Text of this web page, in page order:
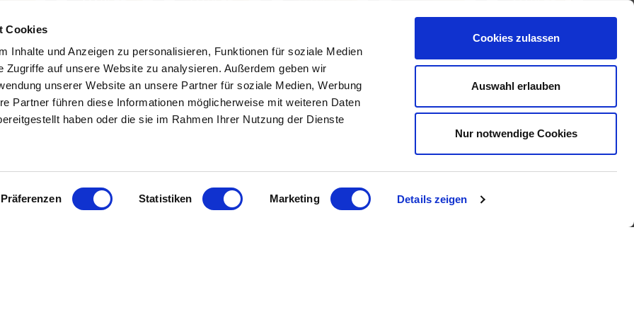
Cookies
Inhalte und Anzeigen zu personalisieren, Funktionen für soziale Medien
Zugriffe auf unsere Website zu analysieren. Außerdem geben wir
unserer Website an unsere Partner für soziale Medien, Werbung
Partner führen diese Informationen möglicherweise mit weiteren Daten
haben oder die sie im Rahmen Ihrer Nutzung der Dienste
Präferenzen Statistiken Marketing Details zeigen
Cookies zulassen
Auswahl erlauben
Nur notwendige Cookies
Umgebungstehen wir Ihnen
Seite.
INHALT
Referenzen
Eigentümer
Bewertung
Eigentumswohnungen
Häuser zum Kauf
Grundstücke
Renditeobjekte